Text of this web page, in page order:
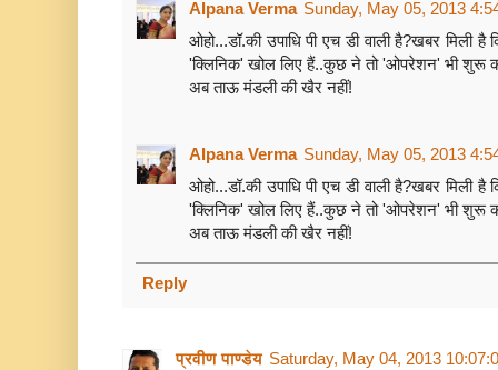
Alpana Verma Sunday, May 05, 2013
ओहो...डॉ.की उपाधि पी एच डी वाली है?खबर
'क्लिनिक' खोल लिए हैं..कुछ ने तो 'ओपरेशन' भी शुरू
अब ताऊ मंडली की खैर नहीं!
Alpana Verma Sunday, May 05, 2013
ओहो...डॉ.की उपाधि पी एच डी वाली है?खबर
'क्लिनिक' खोल लिए हैं..कुछ ने तो 'ओपरेशन' भी शुरू
अब ताऊ मंडली की खैर नहीं!
Reply
प्रवीण पाण्डेय Saturday, May 04, 2013